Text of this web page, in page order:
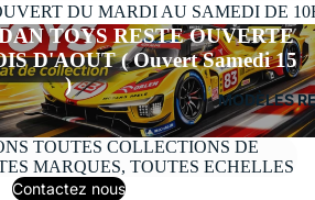
MODÈLES
DU MARDI AU SAMEDI DE
TOYS RESTE OUVERTE
D'AOUT ( Ouvert Samedi 15
)
TOUTES COLLECTIONS DE
MARQUES, TOUTES ECHELLES
Contactez nous